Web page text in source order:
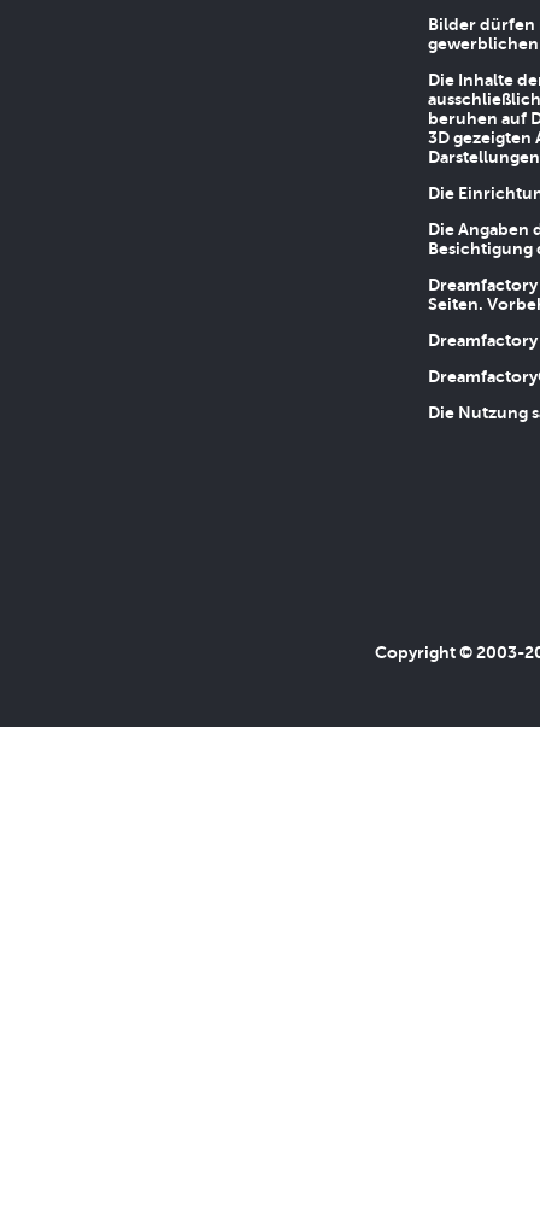
Bilder dürfen
Die Inhalte
beruhen auf
3D gezeigten
Die
Die
Besichtigung
Seiten.
Die Nutzung
Copyright © 2003-